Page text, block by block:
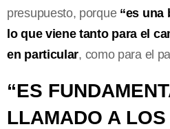
presupuesto, porque “es una
lo que viene tanto para el
en particular, como para el
“ES
LLAMADO A LOS